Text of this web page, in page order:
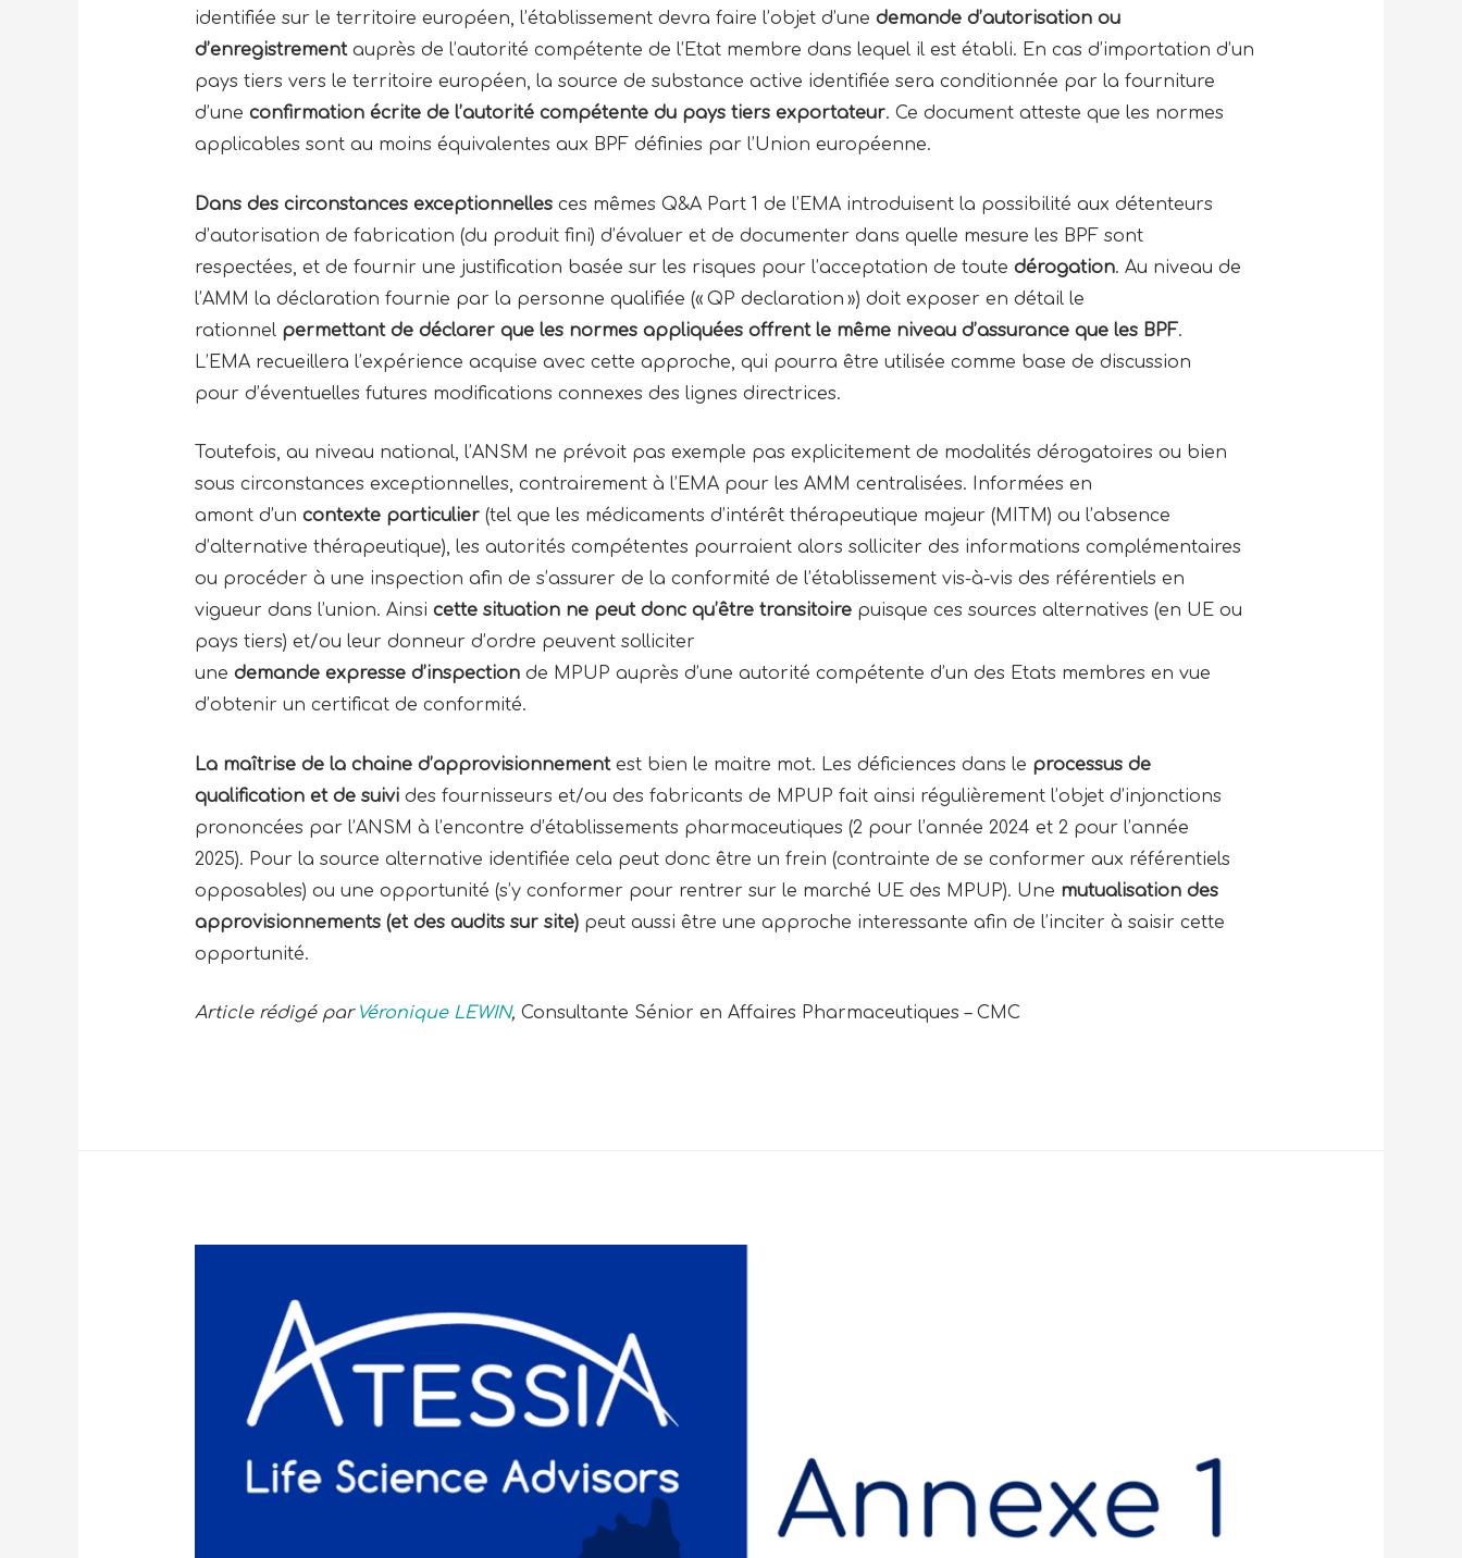
identifiée sur le territoire européen, l’établissement devra faire l’objet d’une demande d’autorisation ou
d’enregistrement auprès de l’autorité compétente de l’Etat membre dans lequel il est établi. En cas d’importation d’un
pays tiers vers le territoire européen, la source de substance active identifiée sera conditionnée par la fourniture
d’une confirmation écrite de l’autorité compétente du pays tiers exportateur. Ce document atteste que les normes
applicables sont au moins équivalentes aux BPF définies par l’Union européenne.
Dans des circonstances exceptionnellesces mêmes Q&A Part 1 de l’EMA introduisent la possibilité aux détenteurs
d’autorisation de fabrication (du produit fini) d’évaluer et de documenter dans quelle mesure les BPF sont
respectées, et de fournir une justification basée sur les risques pour l’acceptation de toute dérogation. Au niveau de
l’AMM la déclaration fournie par la personne qualifiée (« QP declaration ») doit exposer en détail le
rationnel permettant de déclarer que les normes appliquées offrent le même niveau d’assurance que les BPF.
L’EMA recueillera l’expérience acquise avec cette approche, qui pourra être utilisée comme base de discussion
pour d’éventuelles futures modifications connexes des lignes directrices.
Toutefois, au niveau national, l’ANSM ne prévoit pas exemple pas explicitement de modalités dérogatoires ou bien
sous circonstances exceptionnelles, contrairement à l’EMA pour les AMM centralisées. Informées en
amont d’un contexte particulier(tel que les médicaments d’intérêt thérapeutique majeur (MITM) ou l’absence
d’alternative thérapeutique), les autorités compétentes pourraient alors solliciter des informations complémentaires
ou procéder à une inspection afin de s’assurer de la conformité de l’établissement vis-à-vis des référentiels en
vigueur dans l’union. Ainsi cette situation ne peut donc qu’être transitoirepuisque ces sources alternatives (en UE ou
pays tiers) et/ou leur donneur d’ordre peuvent solliciter
une demande expresse d’inspectionde MPUP auprès d’une autorité compétente d’un des Etats membres en vue
d’obtenir un certificat de conformité.
La maîtrise de la chaine d’approvisionnement est bien le maitre mot. Les déficiences dans le processus de
qualification et de suivi des fournisseurs et/ou des fabricants de MPUP fait ainsi régulièrement l’objet d’injonctions
prononcées par l’ANSM à l’encontre d’établissements pharmaceutiques (2 pour l’année 2024 et 2 pour l’année
2025). Pour la source alternative identifiée cela peut donc être un frein (contrainte de se conformer aux référentiels
opposables) ou une opportunité (s’y conformer pour rentrer sur le marché UE des MPUP). Une mutualisation des
approvisionnements (et des audits sur site)peut aussi être une approche interessante afin de l’inciter à saisir cette
opportunité.
Article rédigé par Véronique LEWIN, Consultante Sénior en Affaires Pharmaceutiques – CMC